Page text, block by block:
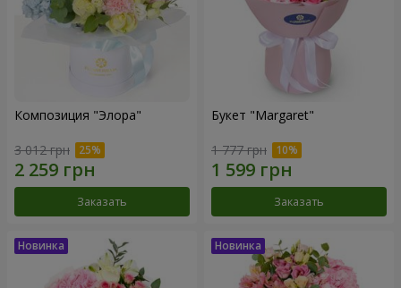
Композиция "Элора"
3 012 грн
Заказать
Букет "Margaret"
1 777 грн
Заказать